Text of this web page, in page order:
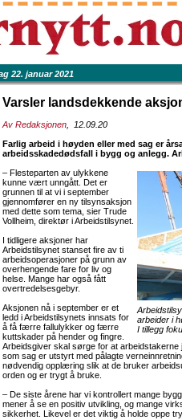
22. januar 2021
Varsler landsdekkende
Av Redaksjonen , 12.09.20
Farlig arbeid i høyden eller med sag er
arbeidsskadedødsfall i bygg og anlegg.
arbeider i
I tillegg
– Flesteparten av ulykkene
kunne vært unngått. Det er
grunnen til at vi i september
gjennomfører en ny tilsynsaksjon
med dette som tema, sier Trude
Vollheim, direktør i Arbeidstilsynet.
I tidligere aksjoner har
Arbeidstilsynet stanset fire av ti
arbeidsoperasjoner på grunn av
overhengende fare for liv og
helse. Mange har også fått
overtredelsesgebyr.
Aksjonen nå i september er et
ledd i Arbeidstilsynets innsats for
å få færre fallulykker og færre
kuttskader på hender og fingre.
Arbeidsgiver skal sørge for at
som sag er utstyrt med pålagte
nødvendig opplæring slik at de bruker
orden og er trygt å bruke.
– De siste årene har vi kontrollert mange
mener å se en positiv utvikling, og mange
sikkerhet. Likevel er det viktig å holde oppe